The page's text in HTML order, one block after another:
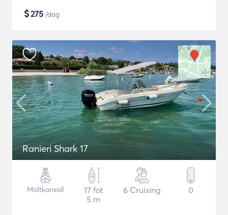
$275 /dag
Ranieri Shark 17
Midtkonsoll
17 fot
5 m
6 Cruising 0